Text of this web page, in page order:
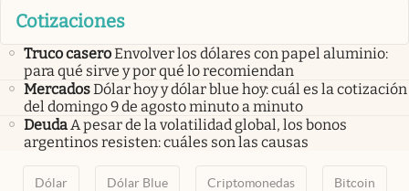
Cotizaciones
Truco caseroEnvolver los dólares con papel aluminio:
para qué sirve y por qué lo recomiendan
MercadosDólar hoy y dólar blue hoy: cuál es la cotización
del domingo 9 de agosto minuto a minuto
Deuda A pesar de la volatilidad global, los bonos
argentinos resisten: cuáles son las causas
Dólar Dólar Blue Criptomonedas Bitcoin